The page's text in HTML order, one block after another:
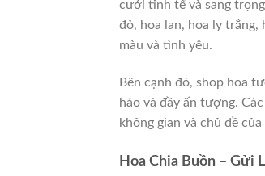
cưới tinh tế và sang
đỏ, hoa lan, hoa ly trắng,
màu và tình yêu.
Bên cạnh đó, shop hoa
hảo và đầy ấn tượng.
không gian và chủ đề
Hoa Chia Buồn – Gửi